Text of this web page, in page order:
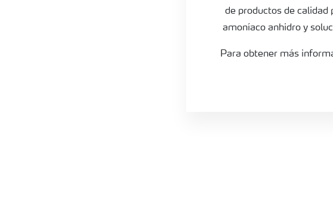
de productos de calidad
amoníaco anhidro y
Para obtener más